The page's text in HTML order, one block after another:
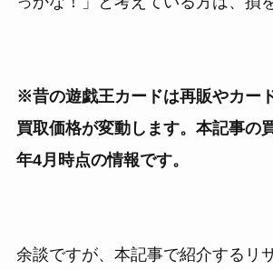
※昔の遊戯王カードは再販やカー
買取価格が変動します。本記事の
年4月時点の情報です。
余談ですが、本記事で紹介するリ